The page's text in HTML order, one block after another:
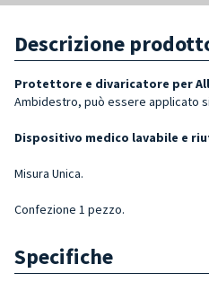
Descrizione
Protettore e divaricatore per
Ambidestro, può essere applicato
Dispositivo medico lavabile e
Misura Unica.
Confezione 1 pezzo.
Specifiche